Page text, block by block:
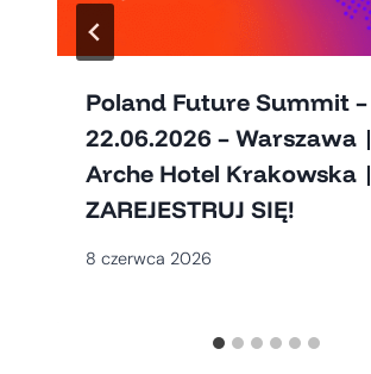
Poland Future Summit –
22.06.2026 – Warszawa |
Arche Hotel Krakowska |
ZAREJESTRUJ SIĘ!
8 czerwca 2026